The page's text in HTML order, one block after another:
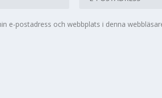
e-postadress och webbplats i denna